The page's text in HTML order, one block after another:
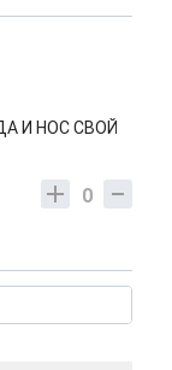
И НОС СВОЙ
0